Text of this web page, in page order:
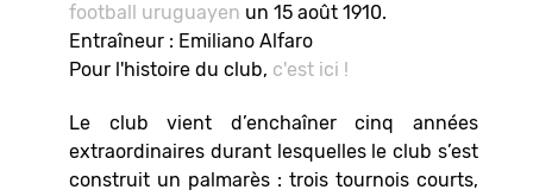
football uruguayen un 15 août 1910.
Entraîneur : Emiliano Alfaro
Pour l'histoire du club, c'est ici !
Le club vient d’enchaîner cinq années
extraordinaires durant lesquelles le club s’est
construit un palmarès : trois tournois courts,